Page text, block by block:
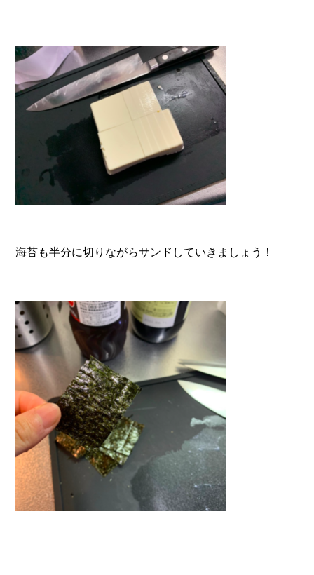
海苔も半分に切りながらサンドしていきましょう！